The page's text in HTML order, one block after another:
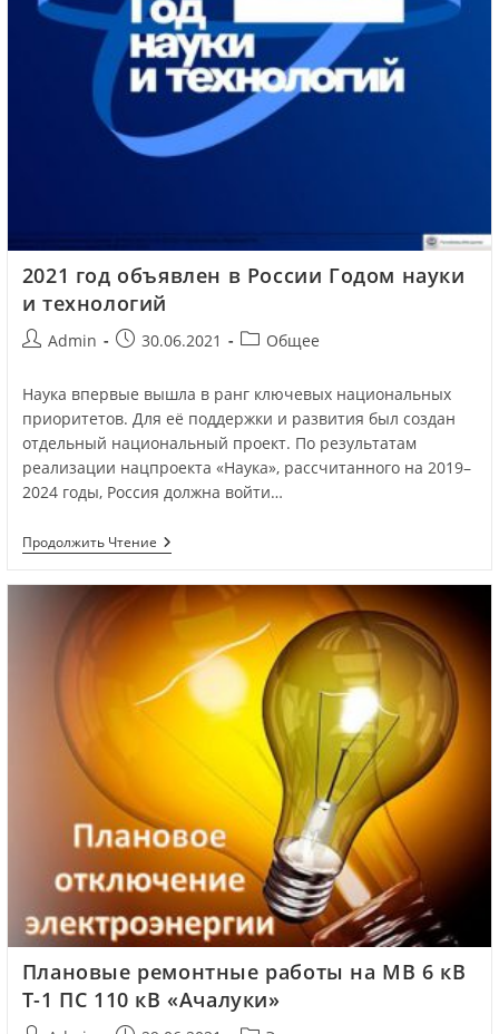
2021 год объявлен в России Годом науки
и технологий
Admin 30.06.2021 Общее
Наука впервые вышла в ранг ключевых национальных
приоритетов. Для её поддержки и развития был создан
отдельный национальный проект. По результатам
реализации нацпроекта «Наука», рассчитанного на 2019–
2024 годы, Россия должна войти…
Продолжить Чтение
Плановые ремонтные работы на МВ 6 кВ
Т-1 ПС 110 кВ «Ачалуки»